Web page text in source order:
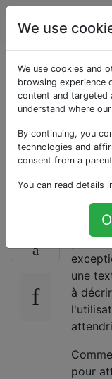
soude
la
Dans
plats
une
à
pour
We use
We use cookies and
browsing experience
content and targeted
understand where
By continuing, you
technologies and
consent from a
You can read details